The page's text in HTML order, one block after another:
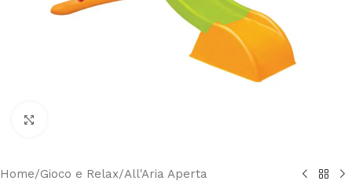
Home/Gioco e Relax/All'Aria Aperta